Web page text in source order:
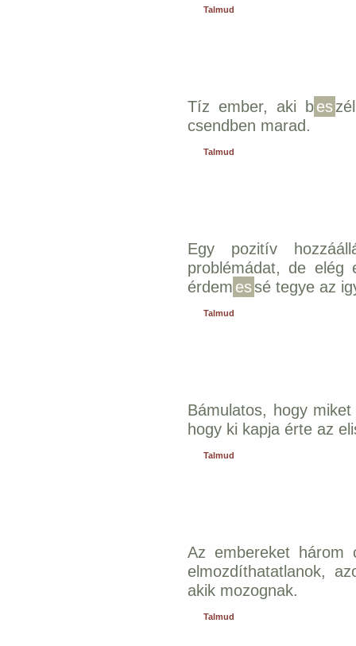
Talmud
Tíz ember, aki bes
csendben marad.
Talmud
Egy pozitív
problémádat, de elég
érdem essé tegye az
Talmud
Bámulatos, hogy
hogy ki kapja érte az
Talmud
Az embereket három
elmozdíthatatlanok,
akik mozognak.
Talmud